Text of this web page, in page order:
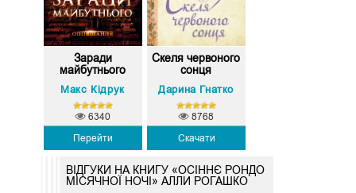
Заради
майбутнього
Макс Кідрук
Перейти
6340
Скеля червоного
сонця
Дарина Гнатко
Скачати
8768
ВІДГУКИ НА КНИГУ «ОСІННЄ РОНДО
МІСЯЧНОЇ НОЧІ» АЛЛИ РОГАШКО